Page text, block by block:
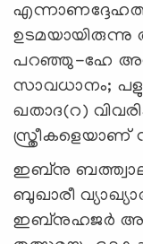
ഉടമയായിരുന്നു
പറഞ്ഞു-ഹേ
സാവധാനം;
ഖതാദ(റ)
സ്ത്രീകളെയാണ്
ഇബ്‌നു
ബുഖാരീ
ഇബ്‌നുഹജര്‍